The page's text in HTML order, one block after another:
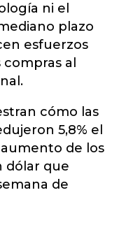
ni el
plazo
esfuerzos
al
cómo las
5,8% el
de los
dólar que
de